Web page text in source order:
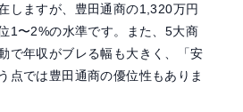
しますが、豊田通商の1,320万円
1〜2%の水準です。また、5大商
で年収がブレる幅も大きく、「安
点では豊田通商の優位性もありま